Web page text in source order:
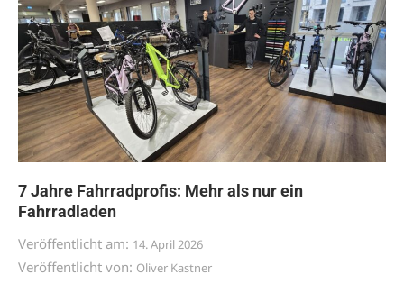
7 Jahre Fahrradprofis: Mehr als nur ein
Fahrradladen
Veröffentlicht am: 14. April 2026
Veröffentlicht von: Oliver Kastner